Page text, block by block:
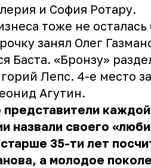
и София Ротару.
тоже не осталась
занял Олег
Баста. «Бронзу»
Лепс. 4-е место
Агутин.
каждой
назвали своего
35-ти лет
а молодое